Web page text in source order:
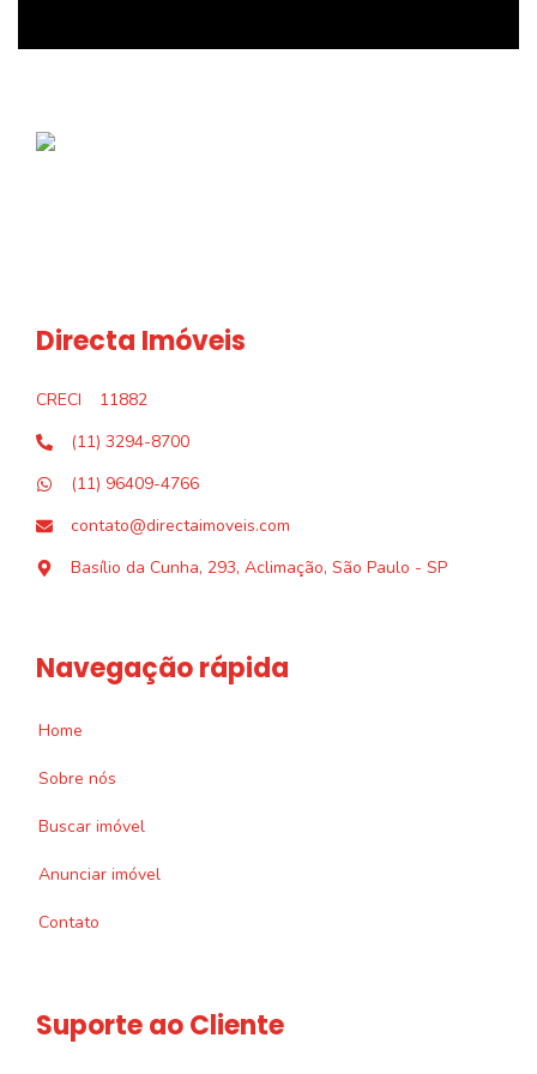
Directa Imóveis
CRECI
11882
(11) 3294-8700
(11) 96409-4766
contato@directaimoveis.com
Basílio da Cunha, 293, Aclimação, São Paulo - SP
Navegação rápida
Home
Sobre nós
Buscar imóvel
Anunciar imóvel
Contato
Suporte ao Cliente